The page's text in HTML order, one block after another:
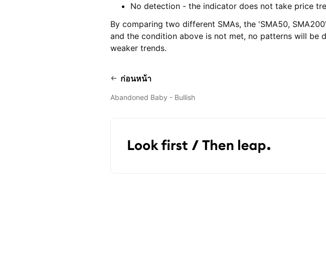
No detection - the indicator does not take price
By comparing two different SMAs, the 'SMA50,
and the condition above is not met, no patterns will be
weaker trends.
ก่อนหน้า
Abandoned Baby - Bullish